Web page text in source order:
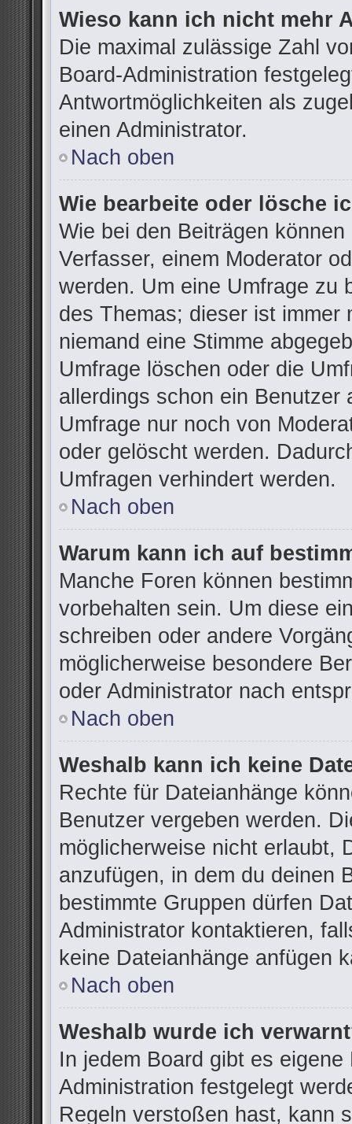
Wieso kann ich nicht mehr
Die maximal zulässige Zahl
Board-Administration
Antwortmöglichkeiten als
einen Administrator.
Nach oben
Wie bearbeite oder lösche
Wie bei den Beiträgen
Verfasser, einem Moderator
werden. Um eine Umfrage zu
des Themas; dieser ist immer
niemand eine Stimme
Umfrage löschen oder die
allerdings schon ein Benutzer
Umfrage nur noch von
oder gelöscht werden.
Umfragen verhindert werden.
Nach oben
Warum kann ich auf
Manche Foren können
vorbehalten sein. Um diese
schreiben oder andere
möglicherweise besondere
oder Administrator nach
Nach oben
Weshalb kann ich keine
Rechte für Dateianhänge
Benutzer vergeben werden.
möglicherweise nicht erlaubt,
anzufügen, in dem du deinen
bestimmte Gruppen dürfen
Administrator kontaktieren,
keine Dateianhänge anfügen
Nach oben
Weshalb wurde ich
In jedem Board gibt es
Administration festgelegt
Regeln verstoßen hast, kann